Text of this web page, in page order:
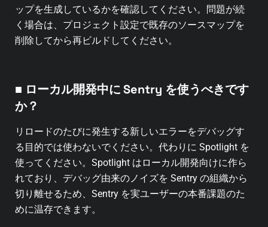
ップを生成しているかを確認してください。問題が続
く場合は、プロジェクト設定で既存のソースマップを
削除してから再ビルドしてください。
■ ローカル開発中に Sentry を使うべきです
か？
リロードのたびに発生する新しいエラーをデバッグす
る目的では使わないでください。代わりに Spotlight を
使ってください。Spotlight はローカル開発向けに作ら
れており、デバッグ由来のノイズを Sentry の組織から
切り離せるため、Sentry を実ユーザーの本番課題のた
めに温存できます。